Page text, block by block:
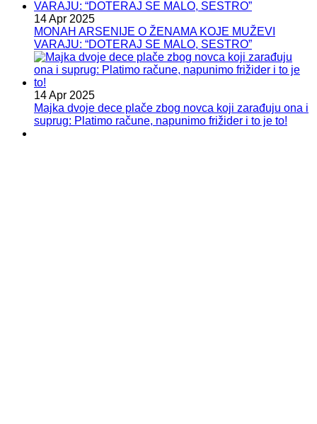
14 Apr 2025
MONAH ARSENIJE O ŽENAMA KOJE MUŽEVI
VARAJU: “DOTERAJ SE MALO, SESTRO”
14 Apr 2025
Majka dvoje dece plače zbog novca koji zarađuju ona i
suprug: Platimo račune, napunimo frižider i to je to!